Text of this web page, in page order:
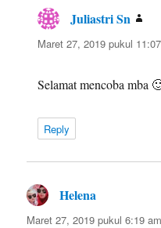
Juliastri Sn
Maret 27, 2019 pukul
Selamat mencoba mba
Reply
Helena
Maret 27, 2019 pukul 6:19 am